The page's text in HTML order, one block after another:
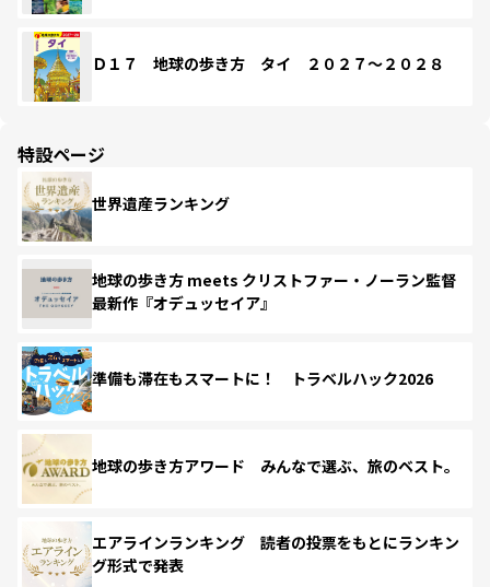
Ｄ１７ 地球の歩き方 タイ ２０２７～２０２８
特設ページ
世界遺産ランキング
地球の歩き方 meets クリストファー・ノーラン監督
最新作『オデュッセイア』
準備も滞在もスマートに！ トラベルハック2026
地球の歩き方アワード みんなで選ぶ、旅のベスト。
エアラインランキング 読者の投票をもとにランキン
グ形式で発表